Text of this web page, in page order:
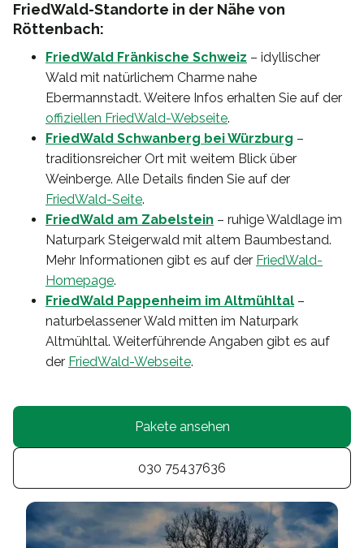
FriedWald-Standorte in der Nähe von
Röttenbach:
FriedWald Fränkische Schweiz – idyllischer
Wald mit natürlichem Charme nahe
Ebermannstadt. Weitere Infos erhalten Sie auf der
offiziellen FriedWald-Webseite.
FriedWald Schwanberg bei Würzburg –
traditionsreicher Ort mit weitem Blick über
Weinberge. Alle Details finden Sie auf der
FriedWald-Seite.
FriedWald am Zabelstein – ruhige Waldlage im
Naturpark Steigerwald mit altem Baumbestand.
Mehr Informationen gibt es auf der FriedWald-
Homepage.
FriedWald Pappenheim im Altmühltal –
naturbelassener Wald mitten im Naturpark
Altmühltal. Weiterführende Angaben gibt es auf
der FriedWald-Webseite.
Pakete ansehen
030 75437636